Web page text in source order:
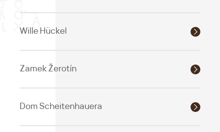
Wille Hückel
Zamek Žerotín
Dom Scheitenhauera